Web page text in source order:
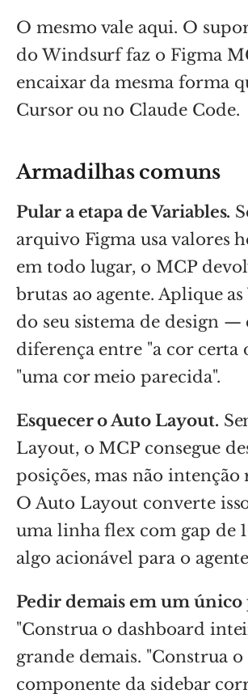
O mesmo vale aqui. O
do Windsurf faz o Figma
encaixar da mesma forma
Cursor ou no Claude Code.
Armadilhas comuns
Pular a etapa de Variables.
arquivo Figma usa valores
em todo lugar, o MCP
brutas ao agente. Aplique as
do seu sistema de design —
diferença entre "a cor certa
"uma cor meio parecida".
Esquecer o Auto Layout.
Layout, o MCP consegue
posições, mas não intenção
O Auto Layout converte
uma linha flex com gap de
algo acionável para o
Pedir demais em um
"Construa o dashboard
grande demais. "Construa o
componente da sidebar